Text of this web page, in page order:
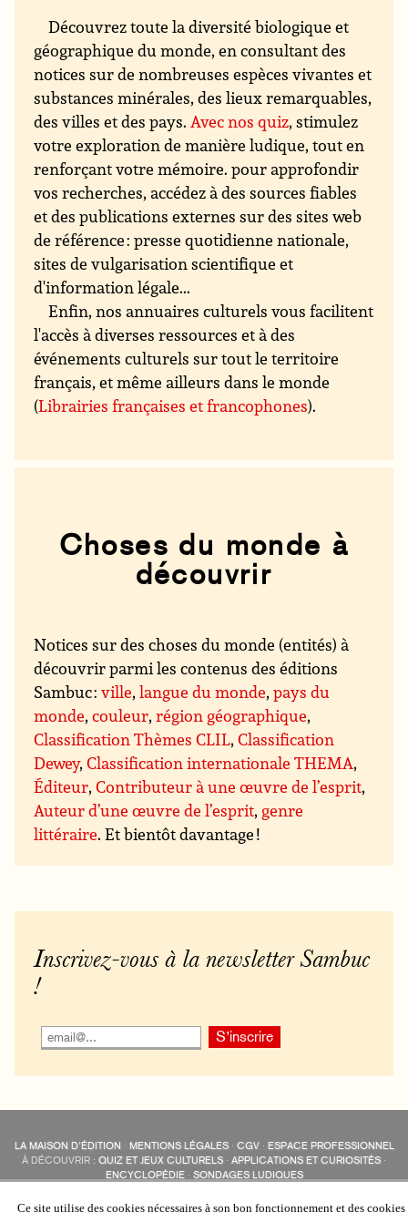
Découvrez toute la diversité biologique et
géographique du monde, en consultant des
notices sur de nombreuses espèces vivantes et
substances minérales, des lieux remarquables,
des villes et des pays.Avec nos quiz, stimulez
votre exploration de manière ludique, tout en
renforçant votre mémoire. pour approfondir
vos recherches, accédez à des sources fiables
et des publications externes sur des sites web
de référence : presse quotidienne nationale,
sites de vulgarisation scientifique et
d'information légale...
Enfin, nos annuaires culturels vous facilitent
l'accès à diverses ressources et à des
événements culturels sur tout le territoire
français, et même ailleurs dans le monde
(Librairies françaises et francophones).
Choses du monde à
découvrir
Notices sur des choses du monde (entités) à
découvrir parmi les contenus des éditions
Sambuc :ville,langue du monde,pays du
monde,couleur,région géographique,
Classification Thèmes CLIL,Classification
Dewey,Classification internationale THEMA,
Éditeur,Contributeur à une œuvre de l’esprit,
Auteur d’une œuvre de l’esprit, genre
littéraire. Et bientôt davantage !
Inscrivez-vous à la newsletter Sambuc
!
LA MAISON D’ÉDITION · MENTIONS LÉGALES· CGV· ESPACE PROFESSIONNEL
À DÉCOUVRIR : QUIZ ET JEUX CULTURELS · APPLICATIONS ET CURIOSITÉS ·
ENCYCLOPÉDIE· SONDAGES LUDIQUES
COLLECTIONS :SAMBUC·ÉDISOLUM·REVUE LITTÉRAIREL’EAU-FORTE
Ce site utilise des cookies nécessaires à son bon fonctionnement et des cookies